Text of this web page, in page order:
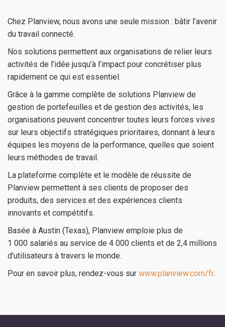
Chez Planview, nous avons une seule mission : bâtir l’avenir
du travail connecté.
Nos solutions permettent aux organisations de relier leurs
activités de l’idée jusqu’à l’impact pour concrétiser plus
rapidement ce qui est essentiel.
Grâce à la gamme complète de solutions Planview de
gestion de portefeuilles et de gestion des activités, les
organisations peuvent concentrer toutes leurs forces vives
sur leurs objectifs stratégiques prioritaires, donnant à leurs
équipes les moyens de la performance, quelles que soient
leurs méthodes de travail.
La plateforme complète et le modèle de réussite de
Planview permettent à ses clients de proposer des
produits, des services et des expériences clients
innovants et compétitifs.
Basée à Austin (Texas), Planview emploie plus de
1 000 salariés au service de 4 000 clients et de 2,4 millions
d’utilisateurs à travers le monde.
Pour en savoir plus, rendez-vous sur www.planview.com/fr.